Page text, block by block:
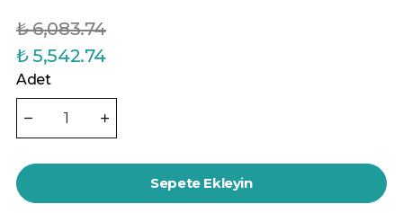
₺ 6,083.74
₺ 5,542.74
Adet
Sepete Ekleyin